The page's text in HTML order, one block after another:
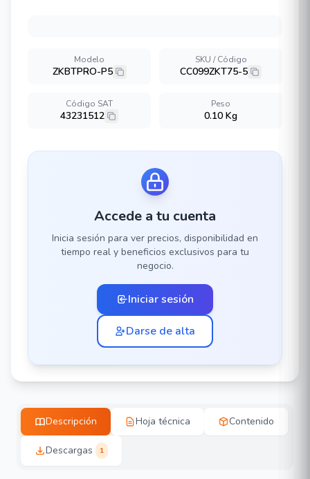
Modelo
ZKBTPRO-P5
SKU / Código
CC099ZKT75-5
Código SAT
43231512
Peso
0.10 Kg
Accede a tu cuenta
Inicia sesión para ver precios, disponibilidad en
tiempo real y beneficios exclusivos para tu
negocio.
Iniciar sesión
Darse de alta
Descripción Hoja técnica Contenido
Descargas 1